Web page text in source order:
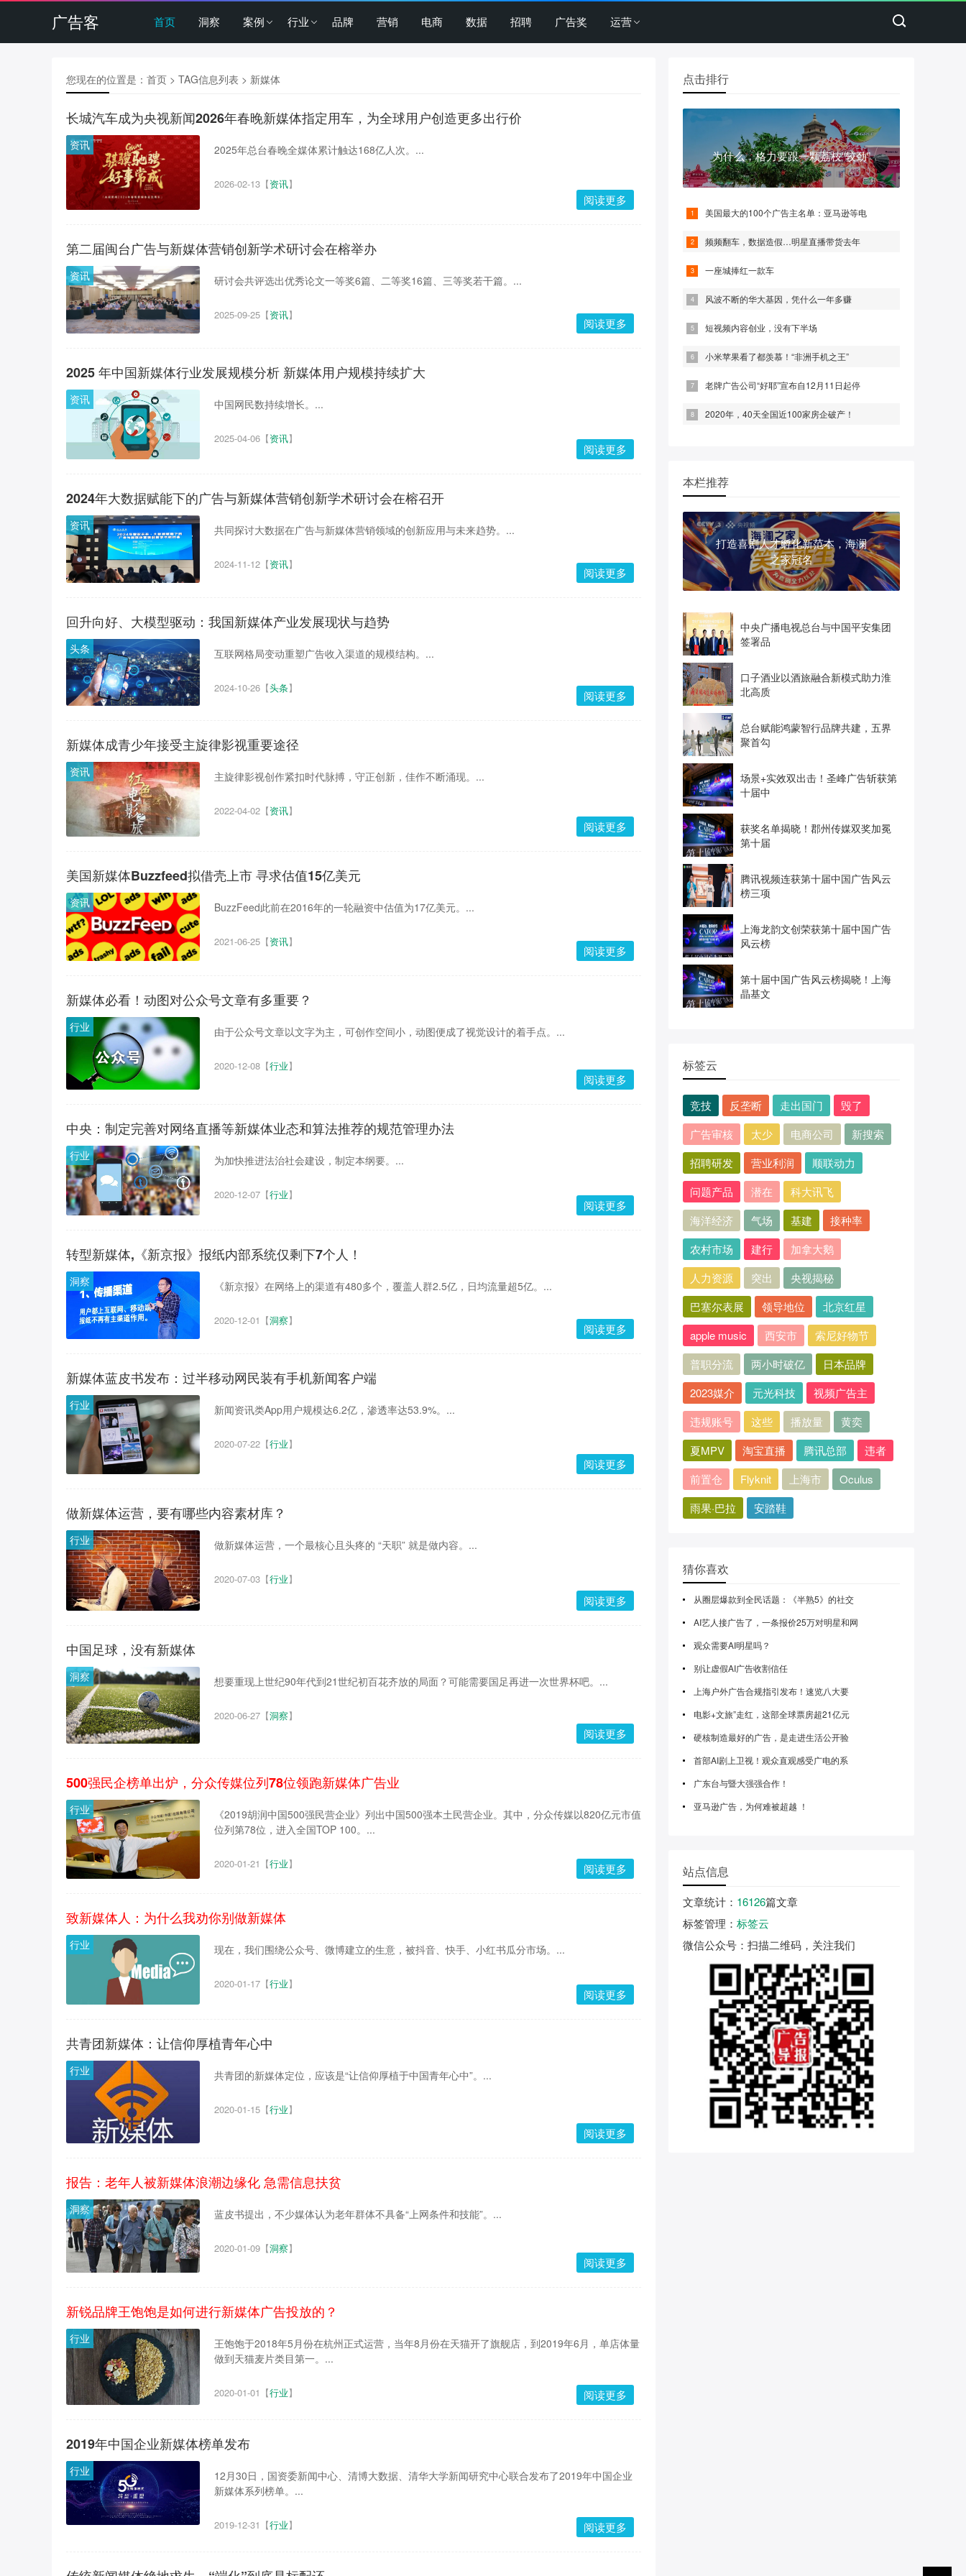
广告客 首页 洞察 案例 行业 品牌 营销 电商 数据 招聘 广告奖 运营
您现在的位置是： 首页 > TAG信息列表 > 新媒体
长城汽车成为央视新闻2026年春晚新媒体指定用车，为全球用户创造更多出行价
资讯 2025年总台春晚全媒体累计触达168亿人次。...
2026-02-13【资讯】
阅读更多
第二届闽台广告与新媒体营销创新学术研讨会在榕举办
资讯 研讨会共评选出优秀论文一等奖6篇、二等奖16篇、三等奖若干篇。...
2025-09-25【资讯】
阅读更多
2025 年中国新媒体行业发展规模分析 新媒体用户规模持续扩大
资讯 中国网民数持续增长。...
2025-04-06【资讯】
阅读更多
2024年大数据赋能下的广告与新媒体营销创新学术研讨会在榕召开
资讯 共同探讨大数据在广告与新媒体营销领域的创新应用与未来趋势。...
2024-11-12【资讯】
阅读更多
回升向好、大模型驱动：我国新媒体产业发展现状与趋势
头条 互联网格局变动重塑广告收入渠道的规模结构。...
2024-10-26【头条】
阅读更多
新媒体成青少年接受主旋律影视重要途径
资讯 主旋律影视创作紧扣时代脉搏，守正创新，佳作不断涌现。...
2022-04-02【资讯】
阅读更多
美国新媒体Buzzfeed拟借壳上市 寻求估值15亿美元
资讯 BuzzFeed此前在2016年的一轮融资中估值为17亿美元。...
2021-06-25【资讯】
阅读更多
新媒体必看！动图对公众号文章有多重要？
行业 由于公众号文章以文字为主，可创作空间小，动图便成了视觉设计的着手点。...
2020-12-08【行业】
阅读更多
中央：制定完善对网络直播等新媒体业态和算法推荐的规范管理办法
行业 为加快推进法治社会建设，制定本纲要。...
2020-12-07【行业】
阅读更多
转型新媒体,《新京报》报纸内部系统仅剩下7个人！
洞察 《新京报》在网络上的渠道有480多个，覆盖人群2.5亿，日均流量超5亿。...
2020-12-01 【洞察】
阅读更多
新媒体蓝皮书发布：过半移动网民装有手机新闻客户端
行业 新闻资讯类App用户规模达6.2亿，渗透率达53.9%。...
2020-07-22【行业】
阅读更多
做新媒体运营，要有哪些内容素材库？
行业 做新媒体运营，一个最核心且头疼的 “天职” 就是做内容。...
2020-07-03【行业】
阅读更多
中国足球，没有新媒体
洞察 想要重现上世纪90年代到21世纪初百花齐放的局面？可能需要国足再进一次世界杯吧。...
2020-06-27【洞察】
阅读更多
500强民企榜单出炉，分众传媒位列78位领跑新媒体广告业
行业
《2019胡润中国500强民营企业》列出中国500强本土民营企业。其中，分众传媒以820亿元市值
位列第78位，进入全国TOP 100。...
2020-01-21 【行业】 阅读更多
致新媒体人：为什么我劝你别做新媒体
行业 现在，我们围绕公众号、微博建立的生意，被抖音、快手、小红书瓜分市场。...
2020-01-17【行业】
阅读更多
共青团新媒体：让信仰厚植青年心中
行业 共青团的新媒体定位，应该是“让信仰厚植于中国青年心中”。...
2020-01-15【行业】
阅读更多
报告：老年人被新媒体浪潮边缘化 急需信息扶贫
洞察 蓝皮书提出，不少媒体认为老年群体不具备“上网条件和技能”。...
2020-01-09【洞察】
阅读更多
新锐品牌王饱饱是如何进行新媒体广告投放的？
行业
王饱饱于2018年5月份在杭州正式运营，当年8月份在天猫开了旗舰店，到2019年6月，单店体量
做到天猫麦片类目第一。...
2020-01-01 【行业】 阅读更多
2019年中国企业新媒体榜单发布
行业
12月30日，国资委新闻中心、清博大数据、清华大学新闻研究中心联合发布了2019年中国企业
新媒体系列榜单。...
2019-12-31 【行业】 阅读更多
点击排行
为什么，格力要跟一颗荔枝“较劲”
美国最大的100个广告主名单：亚马逊等电
频频翻车，数据造假…明星直播带货去年
一座城捧红一款车
风波不断的华大基因，凭什么一年多赚
短视频内容创业，没有下半场
小米苹果看了都羡慕！“非洲手机之王”
老牌广告公司“好耶”宣布自12月11日起停
2020年，40天全国近100家房企破产！
本栏推荐
打造喜剧人才孵化新范本，海澜
之家冠名
中央广播电视总台与中国平安集团
签署品
口子酒业以酒旅融合新模式助力淮
北高质
总台赋能鸿蒙智行品牌共建，五界
聚首勾
场景+实效双出击！圣峰广告斩获第
十届中
获奖名单揭晓！郡州传媒双奖加冕
第十届
腾讯视频连获第十届中国广告风云
榜三项
上海龙韵文创荣获第十届中国广告
风云榜
第十届中国广告风云榜揭晓！上海
晶基文
标签云
竞技 反垄断 走出国门
毁了
广告审核
太少 电商公司
新搜索
招聘研发
营业利润
顺联动力
问题产品
潜在
科大讯飞
海洋经济
气场 基建
接种率
农村市场
建行
加拿大鹅
人力资源
突出
央视揭秘
巴塞尔表展
领导地位
北京红星
apple music
西安市
索尼好物节
普职分流
两小时破亿
日本品牌
2023媒介
元光科技
视频广告主
违规账号
这些 播放量
黄奕
夏MPV
淘宝直播 腾讯总部
违者
前置仓
Flyknit 上海市
Oculus
雨果·巴拉
安踏鞋
猜你喜欢
从圈层爆款到全民话题：《半熟5》的社交
AI艺人接广告了，一条报价25万对明星和网
观众需要AI明星吗？
别让虚假AI广告收割信任
上海户外广告合规指引发布！速览八大要
电影+文旅”走红，这部全球票房超21亿元
硬核制造最好的广告，是走进生活公开验
首部AI剧上卫视！观众直观感受广电的系
广东台与暨大强强合作！
亚马逊广告，为何难被超越 ！
站点信息
文章统计 ： 16126篇文章
标签管理 ： 标签云
微信公众号 ：扫描二维码，关注我们